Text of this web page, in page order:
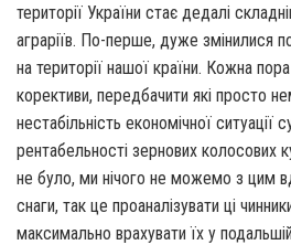
території України стає дедалі
аграріїв. По-перше, дуже змінилися
на території нашої країни. Кожна
корективи, передбачити які просто
нестабільність економічної ситуації
рентабельності зернових колосових
не було, ми нічого не можемо з цим
снаги, так це проаналізувати ці
максимально врахувати їх у